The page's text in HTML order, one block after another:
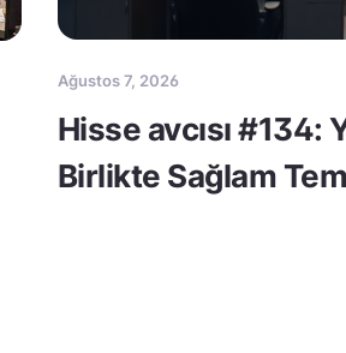
Ağustos 7, 2026
Hisse avcısı
Birlikte Sağlam